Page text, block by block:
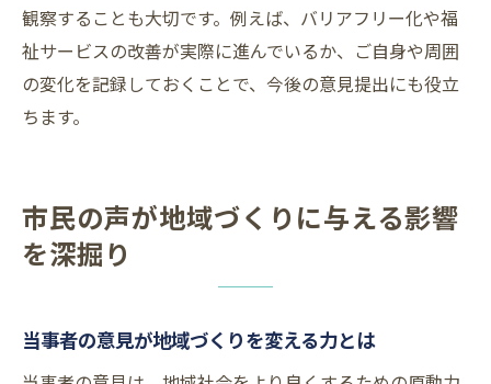
観察することも大切です。例えば、バリアフリー化や福
祉サービスの改善が実際に進んでいるか、ご自身や周囲
の変化を記録しておくことで、今後の意見提出にも役立
ちます。
市民の声が地域づくりに与える影響
を深掘り
当事者の意見が地域づくりを変える力とは